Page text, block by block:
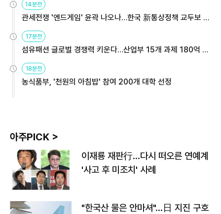
14분전
관세전쟁 '엔드게임' 윤곽 나오나…한국 新통상정책 교두보 활
17분전
섬유패션 글로벌 경쟁력 키운다…산업부 15개 과제 180억 지
18분전
농식품부, '천원의 아침밥' 참여 200개 대학 선정
아주PICK >
이재룡 재판行…다시 떠오른 연예계
'사고 후 미조치' 사례
"한국산 물은 안마셔"…日 지진 구호